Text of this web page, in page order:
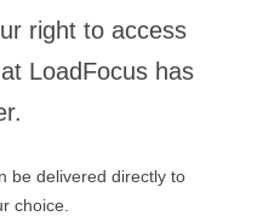
right to access
LoadFocus has
be delivered directly to
choice.